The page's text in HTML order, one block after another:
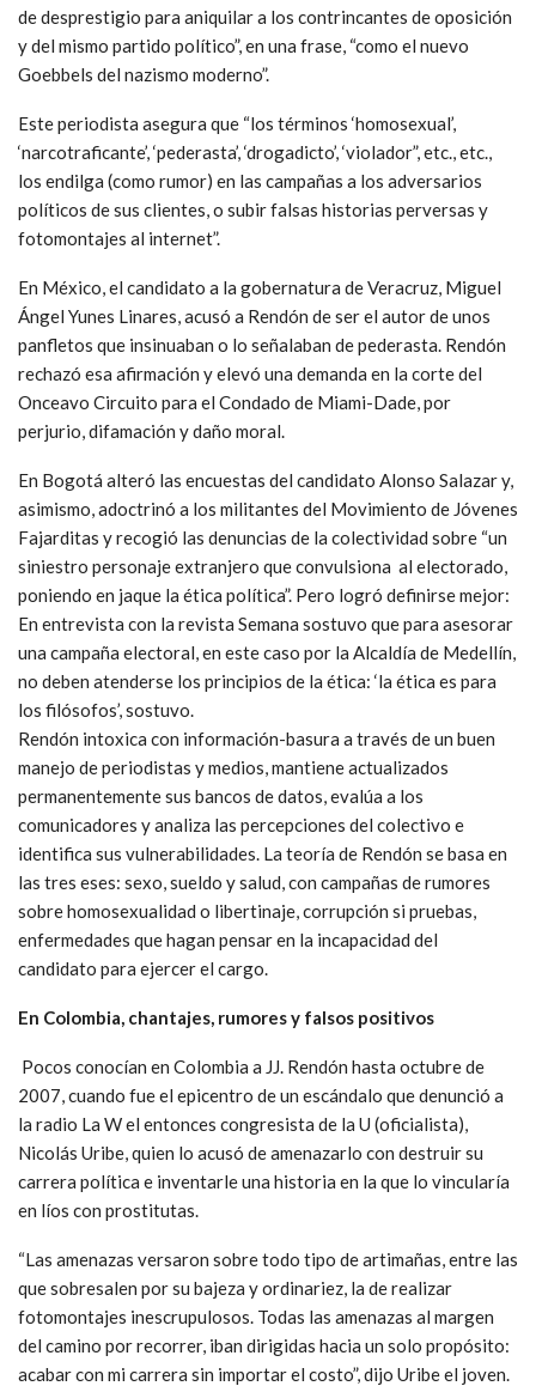
de desprestigio para aniquilar a los contrincantes de oposición
y del mismo partido político”, en una frase, “como el nuevo
Goebbels del nazismo moderno”.
Este periodista asegura que “los términos ‘homosexual’,
‘narcotraficante’, ‘pederasta’, ‘drogadicto’, ‘violador”, etc., etc.,
los endilga (como rumor) en las campañas a los adversarios
políticos de sus clientes, o subir falsas historias perversas y
fotomontajes al internet”.
En México, el candidato a la gobernatura de Veracruz, Miguel
Ángel Yunes Linares, acusó a Rendón de ser el autor de unos
panfletos que insinuaban o lo señalaban de pederasta. Rendón
rechazó esa afirmación y elevó una demanda en la corte del
Onceavo Circuito para el Condado de Miami-Dade, por
perjurio, difamación y daño moral.
En Bogotá alteró las encuestas del candidato Alonso Salazar y,
asimismo, adoctrinó a los militantes del Movimiento de Jóvenes
Fajarditas y recogió las denuncias de la colectividad sobre “un
siniestro personaje extranjero que convulsiona al electorado,
poniendo en jaque la ética política”. Pero logró definirse mejor:
En entrevista con la revista Semana sostuvo que para asesorar
una campaña electoral, en este caso por la Alcaldía de Medellín,
no deben atenderse los principios de la ética: ‘la ética es para
los filósofos’, sostuvo.
Rendón intoxica con información-basura a través de un buen
manejo de periodistas y medios, mantiene actualizados
permanentemente sus bancos de datos, evalúa a los
comunicadores y analiza las percepciones del colectivo e
identifica sus vulnerabilidades. La teoría de Rendón se basa en
las tres eses: sexo, sueldo y salud, con campañas de rumores
sobre homosexualidad o libertinaje, corrupción si pruebas,
enfermedades que hagan pensar en la incapacidad del
candidato para ejercer el cargo.
En Colombia, chantajes, rumores y falsos positivos
Pocos conocían en Colombia a JJ. Rendón hasta octubre de
2007, cuando fue el epicentro de un escándalo que denunció a
la radio La W el entonces congresista de la U (oficialista),
Nicolás Uribe, quien lo acusó de amenazarlo con destruir su
carrera política e inventarle una historia en la que lo vincularía
en líos con prostitutas.
“Las amenazas versaron sobre todo tipo de artimañas, entre las
que sobresalen por su bajeza y ordinariez, la de realizar
fotomontajes inescrupulosos. Todas las amenazas al margen
del camino por recorrer, iban dirigidas hacia un solo propósito:
acabar con mi carrera sin importar el costo”, dijo Uribe el joven.